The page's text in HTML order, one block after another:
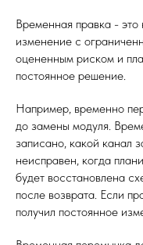
Временная правка -
изменение с
оцененным риском и
постоянное решение.
Например, временно
до замены модуля.
записано, какой канал
неисправен, когда
будет восстановлена
после возврата. Если
получил постоянное